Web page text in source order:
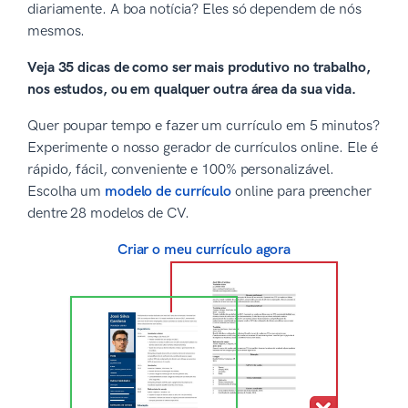
diariamente. A boa notícia? Eles só dependem de nós
mesmos.
Veja 35 dicas de como ser mais produtivo no trabalho,
nos estudos, ou em qualquer outra área da sua vida.
Quer poupar tempo e fazer um currículo em 5 minutos?
Experimente o nosso gerador de currículos online. Ele é
rápido, fácil, conveniente e 100% personalizável.
Escolha um modelo de currículo online para preencher
dentre 28 modelos de CV.
Criar o meu currículo agora